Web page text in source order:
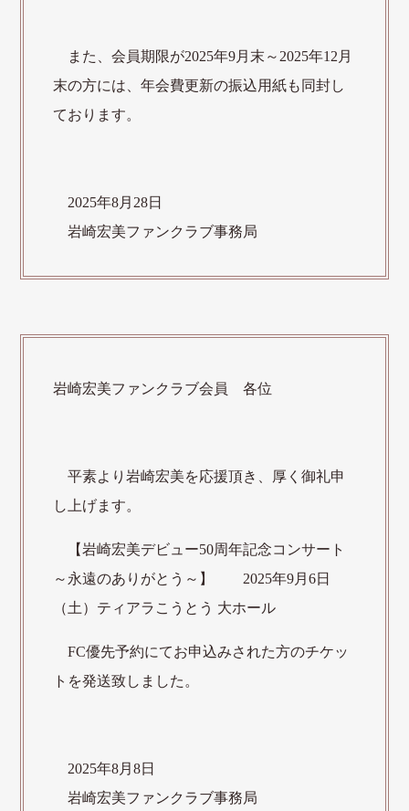
また、会員期限が2025年9月末～2025年12月
末の方には、年会費更新の振込用紙も同封し
ております。
2025年8月28日
岩崎宏美ファンクラブ事務局
岩崎宏美ファンクラブ会員 各位
平素より岩崎宏美を応援頂き、厚く御礼申
し上げます。
【岩崎宏美デビュー50周年記念コンサート
～永遠のありがとう～】 2025年9月6日
（土）ティアラこうとう 大ホール
FC優先予約にてお申込みされた方のチケッ
トを発送致しました。
2025年8月8日
岩崎宏美ファンクラブ事務局